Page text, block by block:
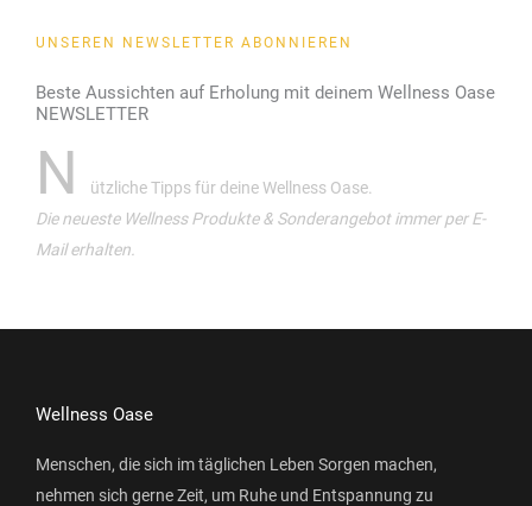
UNSEREN NEWSLETTER ABONNIEREN
Beste Aussichten auf Erholung mit deinem Wellness Oase
NEWSLETTER
N
ützliche Tipps für deine Wellness Oase.
Die neueste Wellness Produkte & Sonderangebot immer per E-
Mail erhalten.
Wellness Oase
Menschen, die sich im täglichen Leben Sorgen machen,
nehmen sich gerne Zeit, um Ruhe und Entspannung zu